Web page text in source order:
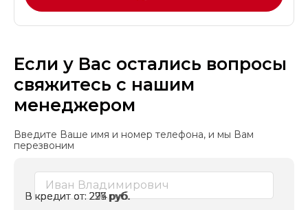
Mercedes-Benz C-Класс
VIN: WDB20301*1A****82
В кредит от: 227 руб.
Changan CS55
VIN: LS5A3DKE*TA****78
В кредит от: 294 руб.
Nissan Qashqai
VIN: SJNFBNJ1*U1****03
В кредит от: 275 руб.
Если у Вас остались вопросы
свяжитесь с нашим
менеджером
Введите Ваше имя и номер телефона, и мы Вам
перезвоним